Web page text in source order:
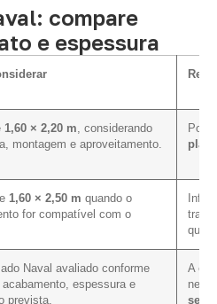
compare
e espessura
1,60 × 2,20 m , considerando
montagem e aproveitamento.
1,60 × 2,50 m quando o
for compatível com o
Naval avaliado conforme
espessura e
prevista.
A